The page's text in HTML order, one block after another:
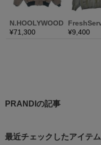
PRANDIの記事
最近チェックしたアイテム